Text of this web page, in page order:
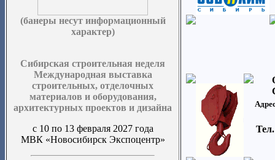
(банеры несут информационный
характер)
Сибирская строительная неделя
Международная выставка
строительных, отделочных
материалов и оборудования,
архитектурных проектов и дизайна
с 10 по 13 февраля 2027 года
МВК «Новосибирск Экспоцентр»